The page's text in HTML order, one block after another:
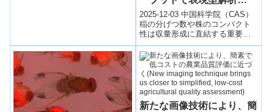
（Researchers Create
TillerPET AI Model for
High-throughput
Phenotyping of Rice
Tiller Traits）
2025-12-03 中国科学院（CAS）
稲の分げつ数や株のコンパクト
性は収量形成に直結する重要形
質だが、圃場での計測は遮蔽や
照明条件のばらつき、手作業の
非効率...
新たな画像技術により、簡